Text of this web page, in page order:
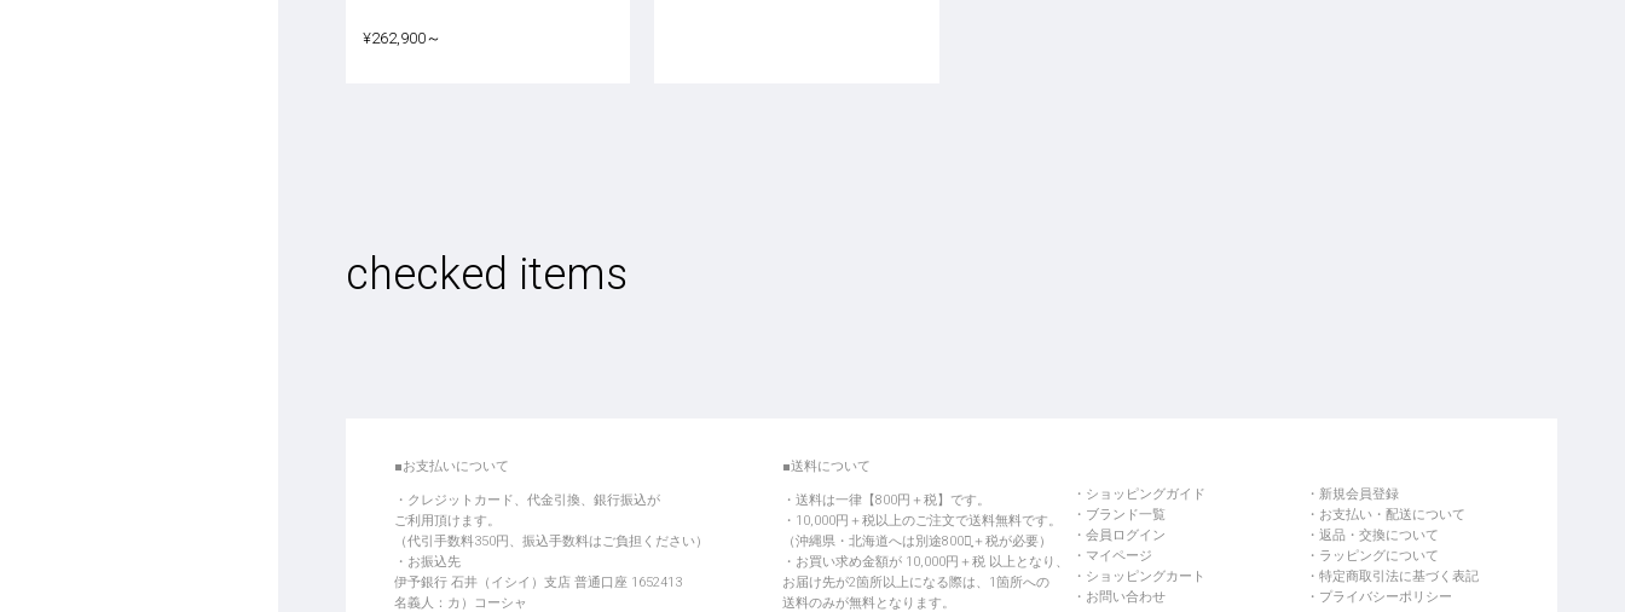
¥262,900～
checked items
■お支払いについて
クレジットカード、代金引換、銀行振込が
ご利用頂けます。
（代引手数料350円、振込手数料はご負担ください）
お振込先
伊予銀行 石井（イシイ）支店 普通口座 1652413
名義人：カ）コーシャ
■送料について
送料は一律【800円＋税】です。
10,000円＋税以上のご注文で送料無料です。
（沖縄県・北海道へは別途800円̟＋税が必要）
お買い求め金額が 10,000円＋税 以上となり、
お届け先が2箇所以上になる際は、1箇所への
送料のみが無料となります。
ショッピングガイド
新規会員登録
ブランド一覧
お支払い・配送について
会員ログイン
返品・交換について
マイページ
ラッピングについて
ショッピングカート
特定商取引法に基づく表記
お問い合わせ
プライバシーポリシー